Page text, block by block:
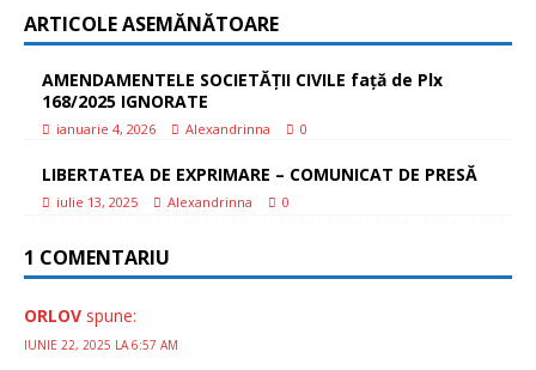
ARTICOLE ASEMĂNĂTOARE
AMENDAMENTELE SOCIETĂȚII CIVILE față de Plx
168/2025 IGNORATE
ianuarie 4, 2026 Alexandrinna 0
LIBERTATEA DE EXPRIMARE – COMUNICAT DE PRESĂ
iulie 13, 2025 Alexandrinna 0
1 COMENTARIU
ORLOV spune:
IUNIE 22, 2025 LA 6:57 AM